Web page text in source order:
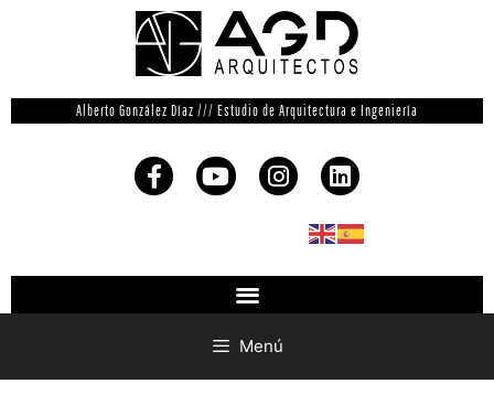
Alberto González Díaz /// Estudio de Arquitectura e Ingeniería
Menú